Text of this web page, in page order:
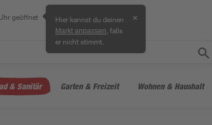
geöffnet Hier kannst du deinen
Markt anpassen , falls
er nicht stimmt.
✕
& Sanitär Garten & Freizeit Wohnen & Haushalt